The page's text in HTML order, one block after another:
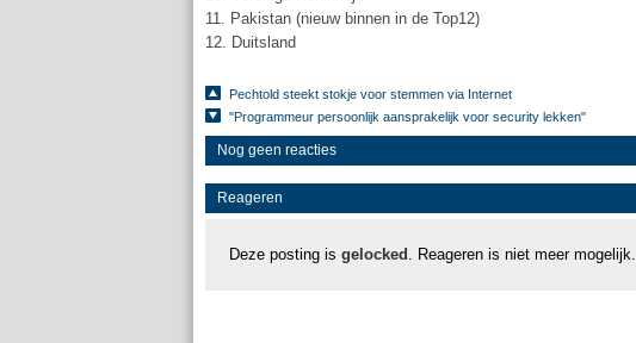
11. Pakistan (nieuw binnen in de Top12)
12. Duitsland
Pechtold steekt stokje voor stemmen via Internet
"Programmeur persoonlijk aansprakelijk voor security lekken"
Nog geen reacties
Reageren
Deze posting is gelocked . Reageren is niet meer mogelijk.